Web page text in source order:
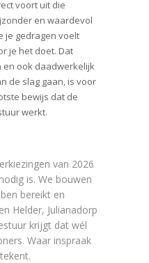
voort uit die
en waardevol
je gedragen voelt
je het doet. Dat
ook daadwerkelijk
de slag gaan, is voor
bewijs dat de
werkt.
van 2026
is. We bouwen
bereikt en
Helder, Julianadorp
krijgt dat wél
Waar inspraak